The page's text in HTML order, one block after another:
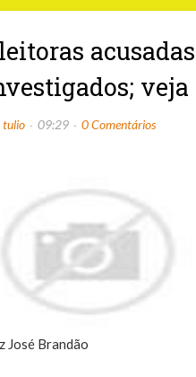
tulio 09:29 0 Comentários
José Brandão